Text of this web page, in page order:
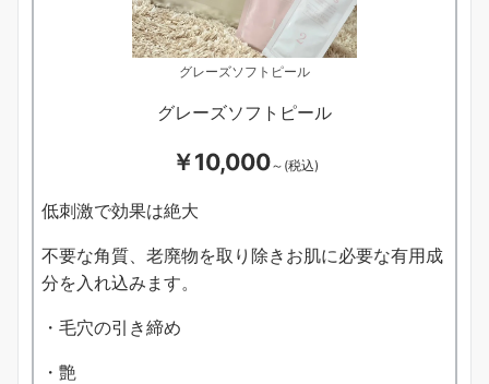
グレーズソフトピール
グレーズソフトピール
￥10,000～(税込)
低刺激で効果は絶大
不要な角質、老廃物を取り除きお肌に必要な有用成
分を入れ込みます。
・毛穴の引き締め
・艶